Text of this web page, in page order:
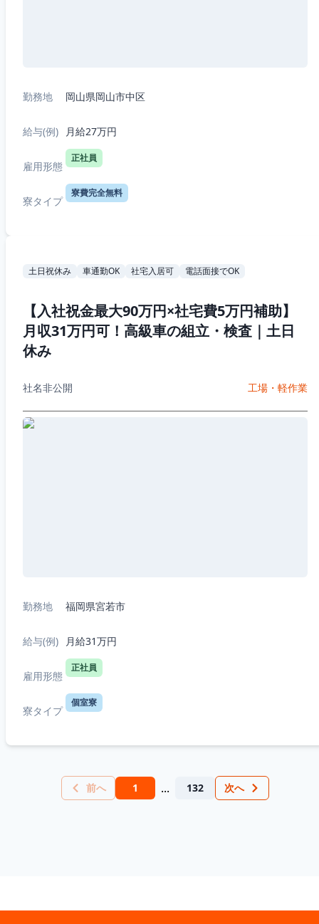
勤務地 岡山県岡山市中区
給与(例) 月給27万円
雇用形態
正社員
寮タイプ
寮費完全無料
土日祝休み 車通勤OK 社宅入居可 電話面接でOK
【入社祝金最大90万円×社宅費5万円補助】
月収31万円可！高級車の組立・検査｜土日
休み
社名非公開 工場・軽作業
勤務地 福岡県宮若市
給与(例) 月給31万円
雇用形態
正社員
寮タイプ
個室寮
前へ 1 ... 132 次へ